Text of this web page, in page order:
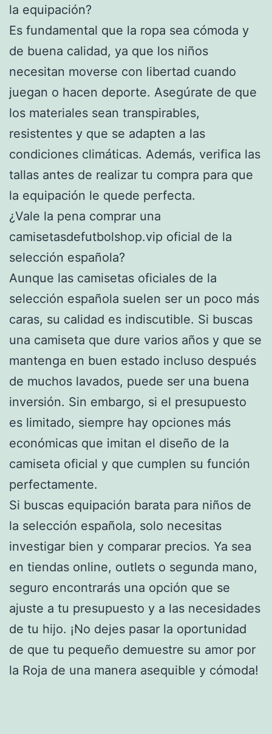
la equipación?
Es fundamental que la ropa sea cómoda y
de buena calidad, ya que los niños
necesitan moverse con libertad cuando
juegan o hacen deporte. Asegúrate de que
los materiales sean transpirables,
resistentes y que se adapten a las
condiciones climáticas. Además, verifica las
tallas antes de realizar tu compra para que
la equipación le quede perfecta.
¿Vale la pena comprar una
camisetasdefutbolshop.vip oficial de la
selección española?
Aunque las camisetas oficiales de la
selección española suelen ser un poco más
caras, su calidad es indiscutible. Si buscas
una camiseta que dure varios años y que se
mantenga en buen estado incluso después
de muchos lavados, puede ser una buena
inversión. Sin embargo, si el presupuesto
es limitado, siempre hay opciones más
económicas que imitan el diseño de la
camiseta oficial y que cumplen su función
perfectamente.
Si buscas equipación barata para niños de
la selección española, solo necesitas
investigar bien y comparar precios. Ya sea
en tiendas online, outlets o segunda mano,
seguro encontrarás una opción que se
ajuste a tu presupuesto y a las necesidades
de tu hijo. ¡No dejes pasar la oportunidad
de que tu pequeño demuestre su amor por
la Roja de una manera asequible y cómoda!